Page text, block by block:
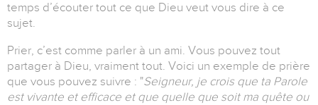
temps d’écouter tout ce que Dieu veut vous dire à ce
sujet.
Prier, c’est comme parler à un ami. Vous pouvez tout
partager à Dieu, vraiment tout. Voici un exemple de prière
que vous pouvez suivre : "Seigneur, je crois que ta Parole
est vivante et efficace et que quelle que soit ma quête ou